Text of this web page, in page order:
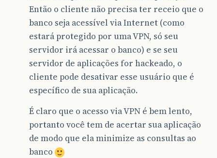
Então o cliente não precisa ter receio que o
banco seja acessível via Internet (como
estará protegido por uma VPN, só seu
servidor irá acessar o banco) e se seu
servidor de aplicações for hackeado, o
cliente pode desativar esse usuário que é
específico de sua aplicação.
É claro que o acesso via VPN é bem lento,
portanto você tem de acertar sua aplicação
de modo que ela minimize as consultas ao
banco